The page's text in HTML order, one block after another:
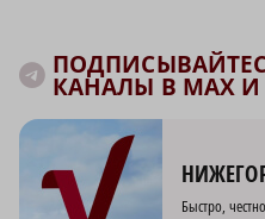
КАНАЛЫ В MAX И
Быстро,